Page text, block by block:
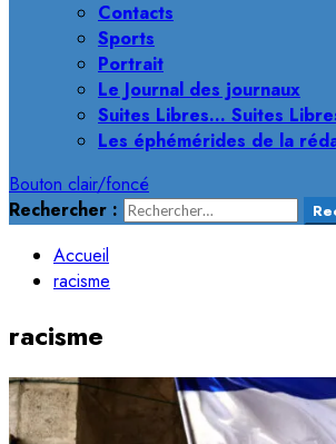
Contacts
Sports
Portrait
Le Journal des journaux
Suites Libres… Suites
Les éphémérides de la
Bouton clair/foncé
Rechercher :
Accueil
racisme
racisme